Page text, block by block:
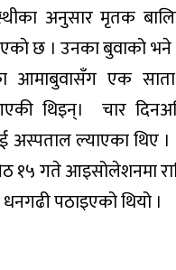
अनुसार मृतक
छ । उनका बुवाको भने
आमाबुवासँग एक
थिइन्। चार
अस्पताल ल्याएका थिए
१५ गते आइसोलेशनमा
पठाइएको थियो ।